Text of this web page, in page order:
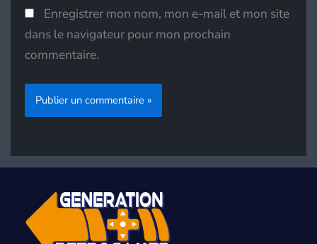
Enregistrer mon nom, mon e-mail et mon site
dans le navigateur pour mon prochain
commentaire.